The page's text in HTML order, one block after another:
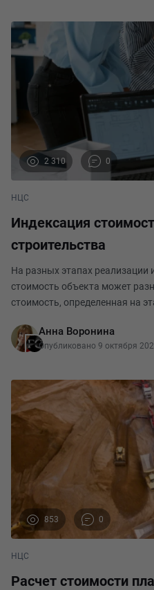
2 310 0
НЦС
Индексация
строительства
На разных этапах реализации
стоимость объекта может
стоимость, определенная на
предполагаемой другим
рассчитанной на этапе
Анна Воронина
Опубликовано 9 октября
853 0
НЦС
Расчет стоимости